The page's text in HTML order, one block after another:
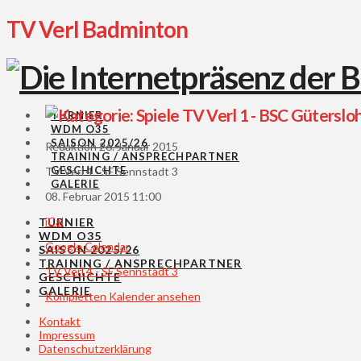
TV Verl Badminton
TURNIER
WDM O35
SAISON 2025/26
TRAINING / ANSPRECHPARTNER
GESCHICHTE
GALERIE
TURNIER
WDM O35
SAISON 2025/26
TRAINING / ANSPRECHPARTNER
GESCHICHTE
GALERIE
TV Verl 1 - BSC
Redaktion26. Januar 2015
TV Verl 4 - SF Sennstadt 3
08. Februar 2015 11:00
iCal
Google Calendar
TV Verl 4 - SF Sennstadt 3
Kompletten Kalender ansehen
Kontakt
Impressum
Datenschutzerklärung